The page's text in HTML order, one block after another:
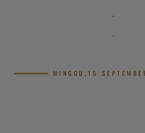
.
.
MINGGU,15